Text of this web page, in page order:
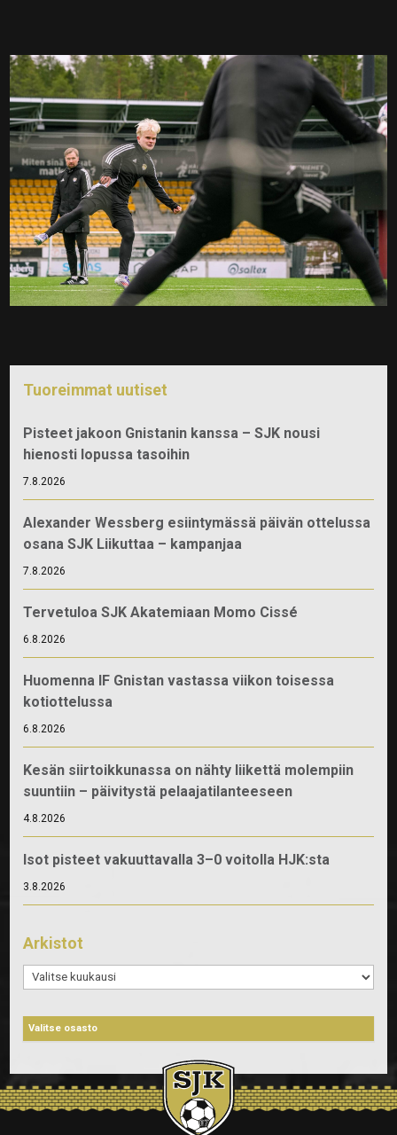
Tuoreimmat uutiset
Pisteet jakoon Gnistanin kanssa – SJK nousi
hienosti lopussa tasoihin
7.8.2026
Alexander Wessberg esiintymässä päivän ottelussa
osana SJK Liikuttaa – kampanjaa
7.8.2026
Tervetuloa SJK Akatemiaan Momo Cissé
6.8.2026
Huomenna IF Gnistan vastassa viikon toisessa
kotiottelussa
6.8.2026
Kesän siirtoikkunassa on nähty liikettä molempiin
suuntiin – päivitystä pelaajatilanteeseen
4.8.2026
Isot pisteet vakuuttavalla 3–0 voitolla HJK:sta
3.8.2026
Arkistot
Arkistot